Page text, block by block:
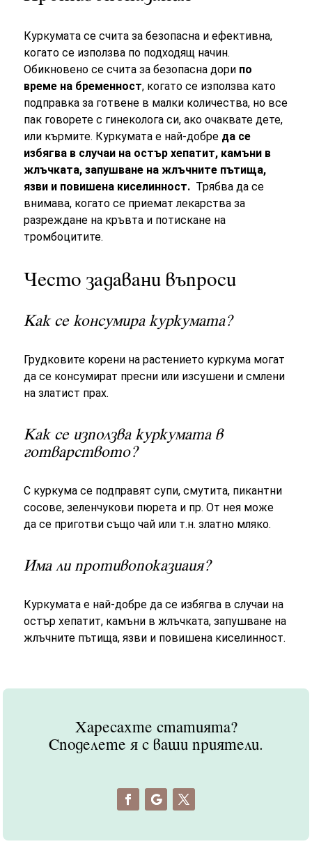
Куркумата се счита за безопасна и ефективна,
когато се използва по подходящ начин.
Обикновено се счита за безопасна дори по
време на бременност, когато се използва като
подправка за готвене в малки количества, но все
пак говорете с гинеколога си, ако очаквате дете,
или кърмите. Куркумата е най-добре да се
избягва в случаи на остър хепатит, камъни в
жлъчката, запушване на жлъчните пътища,
язви и повишена киселинност. Трябва да се
внимава, когато се приемат лекарства за
разреждане на кръвта и потискане на
тромбоцитите.
Често задавани въпроси
Как се консумира куркумата?
Грудковите корени на растението куркума могат
да се консумират пресни или изсушени и смлени
на златист прах.
Как се използва куркумата в
готварството?
С куркума се подправят супи, смутита, пикантни
сосове, зеленчукови пюрета и пр. От нея може
да се приготви също чай или т.н. златно мляко.
Има ли противопоказиаия?
Куркумата е най-добре да се избягва в случаи на
остър хепатит, камъни в жлъчката, запушване на
жлъчните пътища, язви и повишена киселинност.
Харесахте статията?
Споделете я с ваши приятели.